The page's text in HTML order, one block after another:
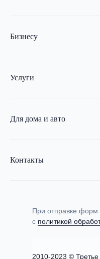
Бизнесу
Услуги
Для дома и авто
Контакты
При отправке форм
с политикой
2010-2023 © Третье